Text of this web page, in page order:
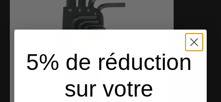
5% de réduction
sur votre